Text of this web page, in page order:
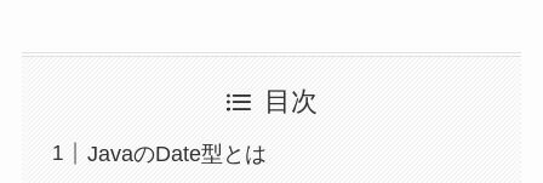
目次
JavaのDate型とは